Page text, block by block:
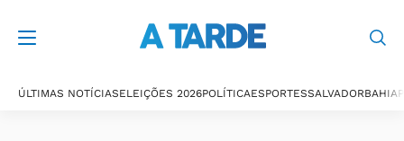
ÚLTIMAS NOTÍCIASELEIÇÕES 2026POLÍTICAESPORTESSALVADORBAHIA